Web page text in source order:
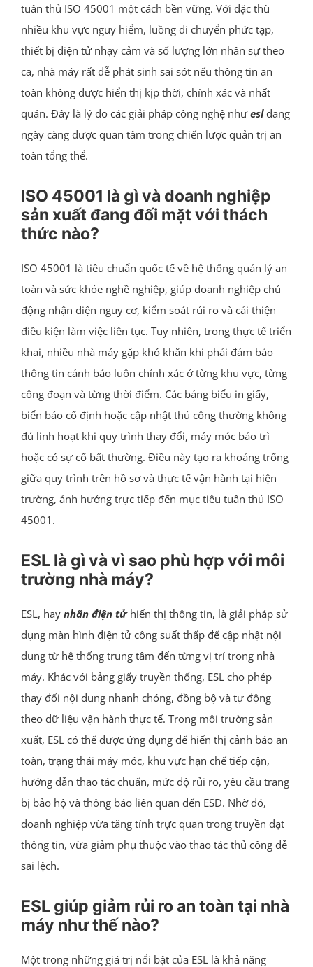
tuân thủ ISO 45001 một cách bền vững. Với đặc thù
nhiều khu vực nguy hiểm, luồng di chuyển phức tạp,
thiết bị điện tử nhạy cảm và số lượng lớn nhân sự theo
ca, nhà máy rất dễ phát sinh sai sót nếu thông tin an
toàn không được hiển thị kịp thời, chính xác và nhất
quán. Đây là lý do các giải pháp công nghệ nhưeslđang
ngày càng được quan tâm trong chiến lược quản trị an
toàn tổng thể.
ISO 45001 là gì và doanh nghiệp
sản xuất đang đối mặt với thách
thức nào?
ISO 45001 là tiêu chuẩn quốc tế về hệ thống quản lý an
toàn và sức khỏe nghề nghiệp, giúp doanh nghiệp chủ
động nhận diện nguy cơ, kiểm soát rủi ro và cải thiện
điều kiện làm việc liên tục. Tuy nhiên, trong thực tế triển
khai, nhiều nhà máy gặp khó khăn khi phải đảm bảo
thông tin cảnh báo luôn chính xác ở từng khu vực, từng
công đoạn và từng thời điểm. Các bảng biểu in giấy,
biển báo cố định hoặc cập nhật thủ công thường không
đủ linh hoạt khi quy trình thay đổi, máy móc bảo trì
hoặc có sự cố bất thường. Điều này tạo ra khoảng trống
giữa quy trình trên hồ sơ và thực tế vận hành tại hiện
trường, ảnh hưởng trực tiếp đến mục tiêu tuân thủ ISO
45001.
ESL là gì và vì sao phù hợp với môi
trường nhà máy?
ESL, hay nhãn điện tửhiển thị thông tin, là giải pháp sử
dụng màn hình điện tử công suất thấp để cập nhật nội
dung từ hệ thống trung tâm đến từng vị trí trong nhà
máy. Khác với bảng giấy truyền thống, ESL cho phép
thay đổi nội dung nhanh chóng, đồng bộ và tự động
theo dữ liệu vận hành thực tế. Trong môi trường sản
xuất, ESL có thể được ứng dụng để hiển thị cảnh báo an
toàn, trạng thái máy móc, khu vực hạn chế tiếp cận,
hướng dẫn thao tác chuẩn, mức độ rủi ro, yêu cầu trang
bị bảo hộ và thông báo liên quan đến ESD. Nhờ đó,
doanh nghiệp vừa tăng tính trực quan trong truyền đạt
thông tin, vừa giảm phụ thuộc vào thao tác thủ công dễ
sai lệch.
ESL giúp giảm rủi ro an toàn tại nhà
máy như thế nào?
Một trong những giá trị nổi bật của ESL là khả năng